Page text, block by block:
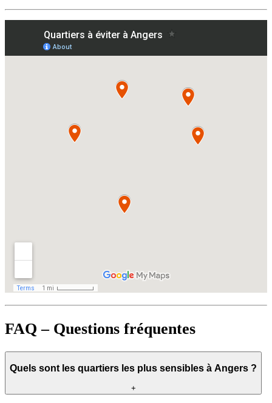
FAQ – Questions fréquentes
Quels sont les quartiers les plus sensibles à Angers ?
+